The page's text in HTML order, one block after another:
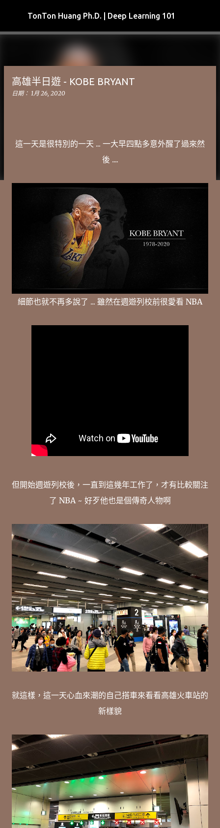
跳到主要內容
TonTon Huang Ph.D. | Deep Learning 101
高雄半日遊 - KOBE BRYANT
日期： 1月 26, 2020
這一天是很特別的一天 ... 一大早四點多意外醒了過來然
後 ....
細節也就不再多說了 ... 雖然在週遊列校前很愛看 NBA
但開始週遊列校後，一直到這幾年工作了，才有比較關注
了 NBA ~ 好歹他也是個傳奇人物啊
就這樣，這一天心血來潮的自己搭車來看看高雄火車站的
新樣貌